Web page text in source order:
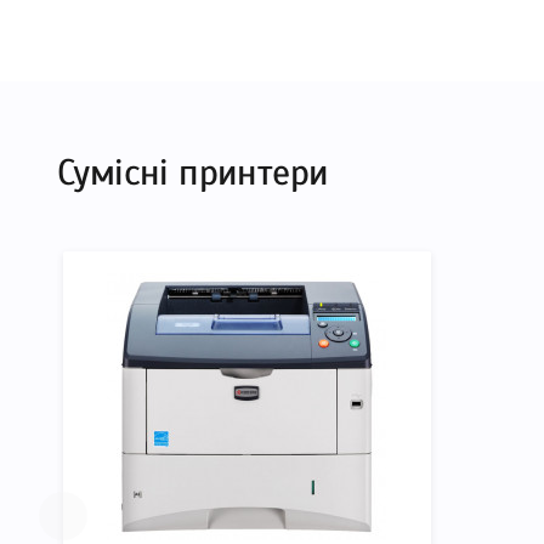
що дозволить Вам легко підтвердити правильність
Сумісні принтери